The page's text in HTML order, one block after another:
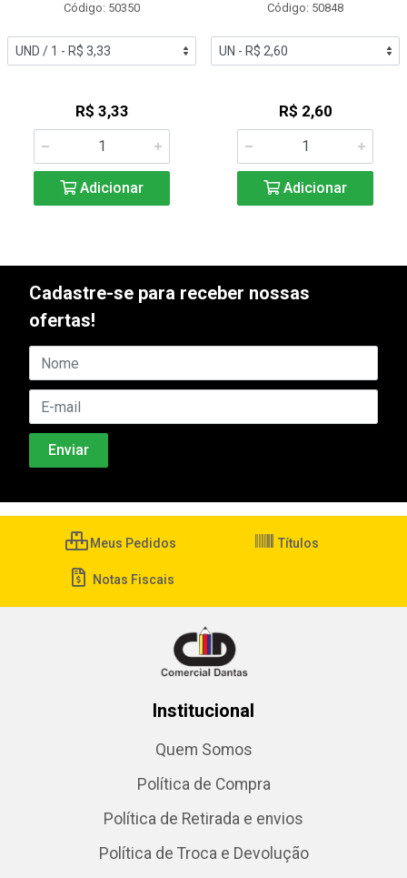
Código: 50350
R$ 3,33
Adicionar
Código: 50848
R$ 2,60
Adicionar
Cadastre-se para receber nossas
ofertas!
Meus Pedidos Títulos
Notas Fiscais
Institucional
Quem Somos
Política de Compra
Política de Retirada e envios
Política de Troca e Devolução